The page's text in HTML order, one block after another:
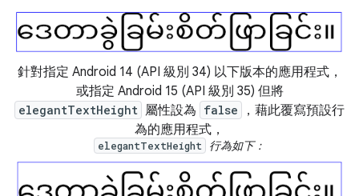
針對指定 Android 14 (API 級別 34) 以下版本的應用程式，
或指定 Android 15 (API 級別 35) 但將
elegantTextHeight 屬性設為 false
，藉此覆寫預設行
為的應用程式，
elegantTextHeight 行為如下：